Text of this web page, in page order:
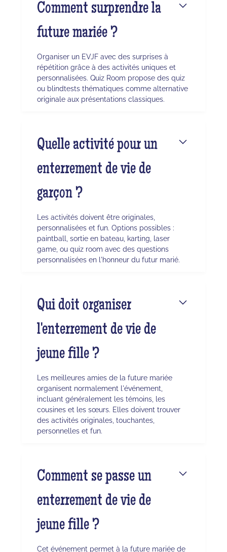
Comment surprendre la
future mariée ?
Organiser un EVJF avec des surprises à
répétition grâce à des activités uniques et
personnalisées. Quiz Room propose des quiz
ou blindtests thématiques comme alternative
originale aux présentations classiques.
Quelle activité pour un
enterrement de vie de
garçon ?
Les activités doivent être originales,
personnalisées et fun. Options possibles :
paintball, sortie en bateau, karting, laser
game, ou quiz room avec des questions
personnalisées en l'honneur du futur marié.
Qui doit organiser
l'enterrement de vie de
jeune fille ?
Les meilleures amies de la future mariée
organisent normalement l'événement,
incluant généralement les témoins, les
cousines et les sœurs. Elles doivent trouver
des activités originales, touchantes,
personnelles et fun.
Comment se passe un
enterrement de vie de
jeune fille ?
Cet événement permet à la future mariée de